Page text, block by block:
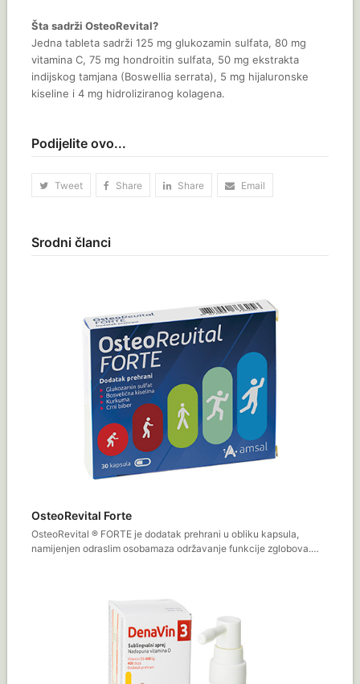
Šta sadrži OsteoRevital?
Jedna tableta sadrži 125 mg glukozamin sulfata, 80 mg
vitamina C, 75 mg hondroitin sulfata, 50 mg ekstrakta
indijskog tamjana (Boswellia serrata), 5 mg hijaluronske
kiseline i 4 mg hidroliziranog kolagena.
Podijelite ovo...
Tweet Share Share Email
Srodni članci
OsteoRevital Forte
OsteoRevital ® FORTE je dodatak prehrani u obliku kapsula,
namijenjen odraslim osobamaza održavanje funkcije zglobova.…